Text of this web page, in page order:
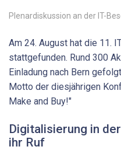
Plenardiskussion an der IT-
Am 24. August hat die 11.
stattgefunden. Rund 300
Einladung nach Bern
Motto der diesjährigen
Make and Buy!"
Digitalisierung in
ihr Ruf